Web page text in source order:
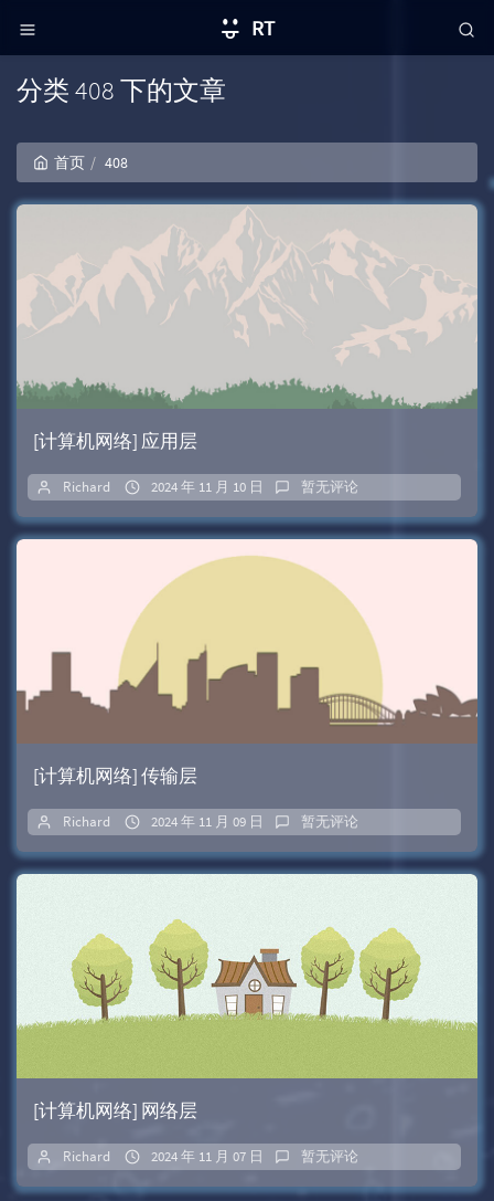
RT
分类 408 下的文章
首页 408
[计算机网络] 应用层
Richard 2024 年 11 月 10 日 暂无评论
[计算机网络] 传输层
Richard 2024 年 11 月 09 日 暂无评论
[计算机网络] 网络层
Richard 2024 年 11 月 07 日 暂无评论